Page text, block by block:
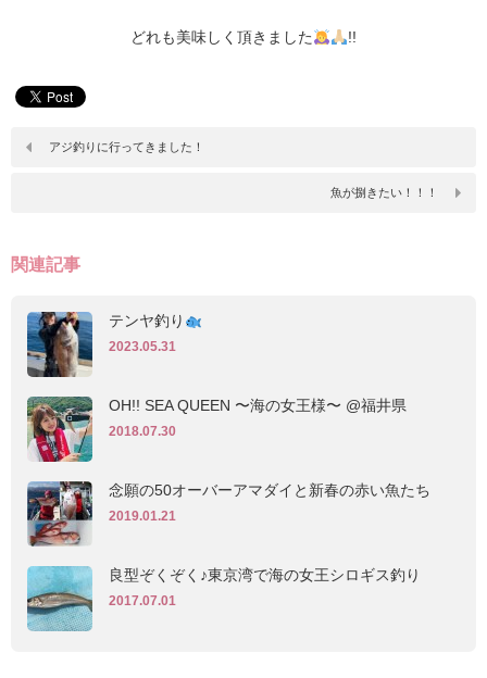
どれも美味しく頂きました !!
アジ釣りに行ってきました！
魚が捌きたい！！！
関連記事
テンヤ釣り
2023.05.31
OH!! SEA QUEEN 〜海の女王様〜 @福井県
2018.07.30
念願の50オーバーアマダイと新春の赤い魚たち
2019.01.21
良型ぞくぞく♪東京湾で海の女王シロギス釣り
2017.07.01